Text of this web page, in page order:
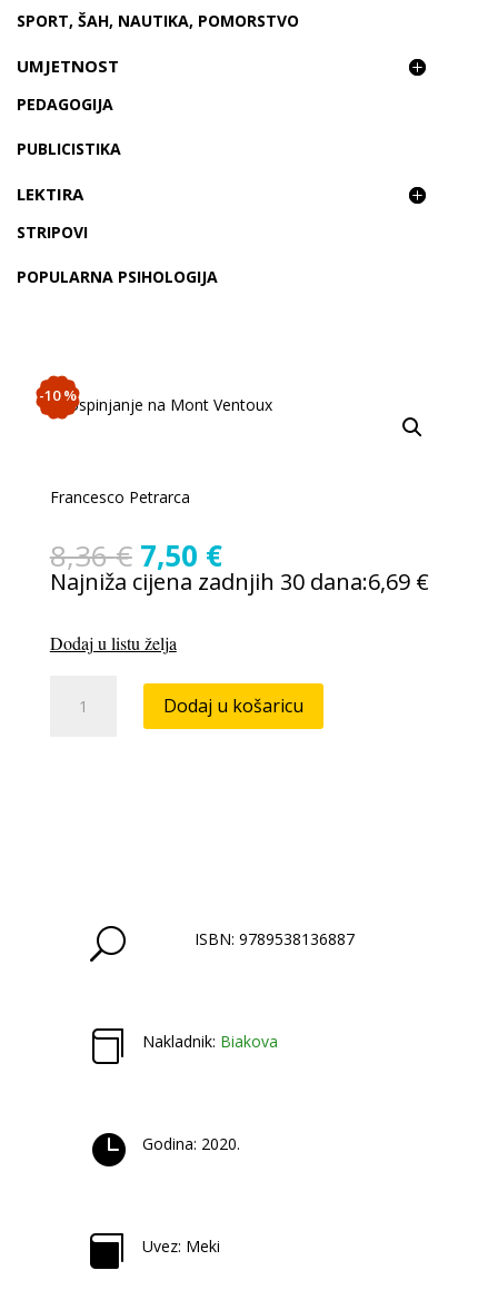
SPORT, ŠAH, NAUTIKA, POMORSTVO
UMJETNOST
PEDAGOGIJA
PUBLICISTIKA
LEKTIRA
STRIPOVI
POPULARNA PSIHOLOGIJA
-10 %
Francesco Petrarca
8,36€ Izvorna
cijena
bila
je:
8,36 €.
7,50 €Trenutna
cijena
je:
Najniža cijena zadnjih 30 dana:6,69 €
Dodaj u listu želja
Petrarca:
količina
Dodaj u košaricu
U ISBN: 9789538136887
 Nakladnik: Biakova
 Godina: 2020.
 Uvez: Meki